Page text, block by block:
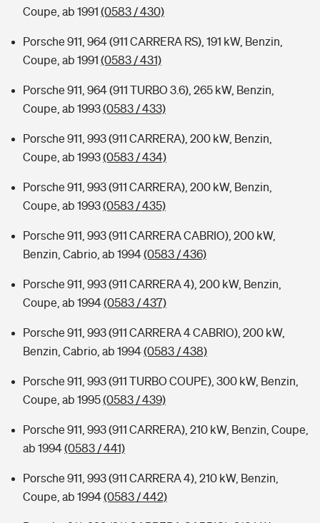
Coupe, ab 1991 (0583 / 430)
Porsche 911, 964 (911 CARRERA RS), 191 kW, Benzin,
Coupe, ab 1991 (0583 / 431)
Porsche 911, 964 (911 TURBO 3.6), 265 kW, Benzin,
Coupe, ab 1993(0583 / 433)
Porsche 911, 993 (911 CARRERA), 200 kW, Benzin,
Coupe, ab 1993(0583 / 434)
Porsche 911, 993 (911 CARRERA), 200 kW, Benzin,
Coupe, ab 1993(0583 / 435)
Porsche 911, 993 (911 CARRERA CABRIO), 200 kW,
Benzin, Cabrio, ab 1994(0583 / 436)
Porsche 911, 993 (911 CARRERA 4), 200 kW, Benzin,
Coupe, ab 1994(0583 / 437)
Porsche 911, 993 (911 CARRERA 4 CABRIO), 200 kW,
Benzin, Cabrio, ab 1994(0583 / 438)
Porsche 911, 993 (911 TURBO COUPE), 300 kW, Benzin,
Coupe, ab 1995(0583 / 439)
Porsche 911, 993 (911 CARRERA), 210 kW, Benzin, Coupe,
ab 1994(0583 / 441)
Porsche 911, 993 (911 CARRERA 4), 210 kW, Benzin,
Coupe, ab 1994(0583 / 442)